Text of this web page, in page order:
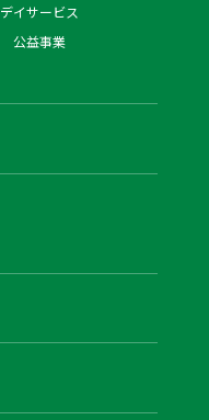
デイサービス
公益事業